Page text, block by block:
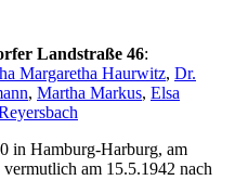
Landstraße 46:
Margaretha Haurwitz, Dr.
, Martha Markus, Elsa
in Hamburg-Harburg, am
am 15.5.1942 nach